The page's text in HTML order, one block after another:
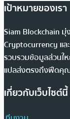
เป้าหมายของเรา
Siam Blockchain มุ่
Cryptocurrency แล
รวบรวมข้อมูลส่วนใ
แปลส่งตรงถึงฟีดคุ
เกี่ยวกับเว็บไซต์นี้